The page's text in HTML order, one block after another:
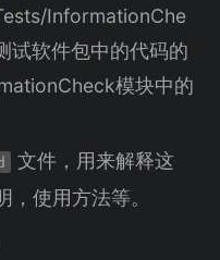
InformationChe
试软件包中的代码的
模块中的
文件，用来解释这
使用方法等。